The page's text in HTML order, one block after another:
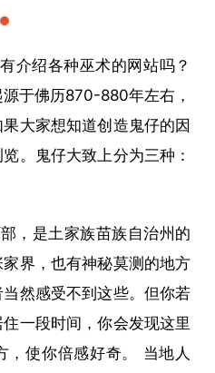
介绍各种巫术的网站吗？
于佛历870-880年左右，
大家想知道创造鬼仔的因
。鬼仔大致上分为三种：
，是土家族苗族自治州的
界，也有神秘莫测的地方
然感受不到这些。但你若
一段时间，你会发现这里
，使你倍感好奇。 当地人